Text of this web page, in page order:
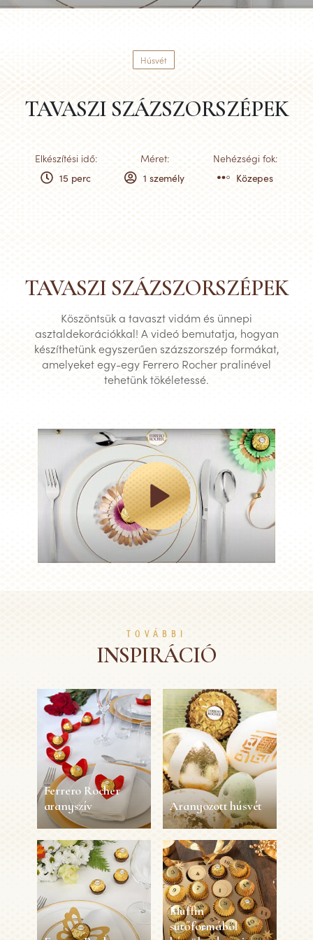
Húsvét
TAVASZI SZÁZSZORSZÉPEK
Elkészítési idő: Méret:
Nehézségi fok:
15 perc
1 személy Közepes
TAVASZI SZÁZSZORSZÉPEK
Köszöntsük a tavaszt vidám és ünnepi
asztaldekorációkkal! A videó bemutatja, hogyan
készíthetünk egyszerűen százszorszép formákat,
amelyeket egy-egy Ferrero Rocher pralinével
tehetünk tökéletessé.
TOVÁBBI
INSPIRÁCIÓ
Ferrero Rocher
aranyszív
Ferrero Rocher
aranyszív
5 perc 1 személy
Aranyozott húsvét
Aranyozott húsvét
30 perc 1 személy Könnyű
Muffin
sütőformából